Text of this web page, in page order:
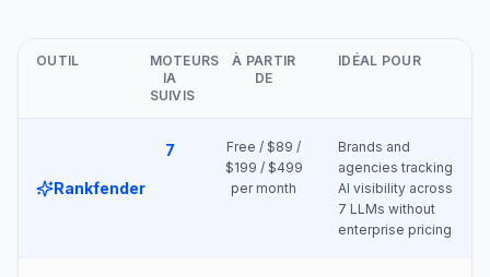
OUTIL
MOTEURS
IA
SUIVIS
À PARTIR
DE
IDÉAL POUR
Rankfender
7
Free / $89 /
$199 / $499
per month
Brands and
agencies tracking
AI visibility across
7 LLMs without
enterprise pricing